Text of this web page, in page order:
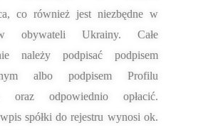
co również jest niezbędne w
obywateli Ukrainy. Całe
należy podpisać podpisem
albo podpisem Profilu
oraz odpowiednio opłacić.
wpis spółki do rejestru wynosi ok.